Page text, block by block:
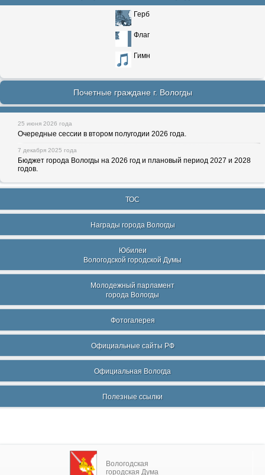
Герб
Флаг
Гимн
Почетные граждане г. Вологды
25 июня 2026 года
Очередные сессии в втором полугодии 2026 года.
7 декабря 2025 года
Бюджет города Вологды на 2026 год и плановый период 2027 и 2028
годов.
ТОС
Награды города Вологды
Юбилеи
Вологодской городской Думы
Молодежный парламент
города Вологды
Фотогалерея
Официальные сайты РФ
Официальная Вологда
Полезные ссылки
Вологодская
городская Дума